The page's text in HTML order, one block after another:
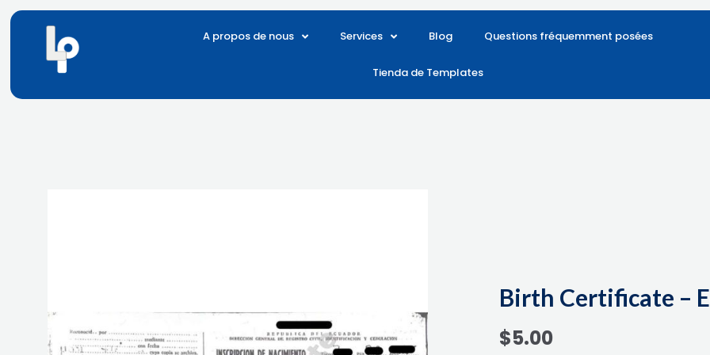
Skip
A propos de nous Services Blog Questions fréquemment posées
Tienda de Templates
Birth Certificate –
$5.00